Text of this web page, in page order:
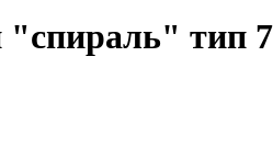
"спираль" тип